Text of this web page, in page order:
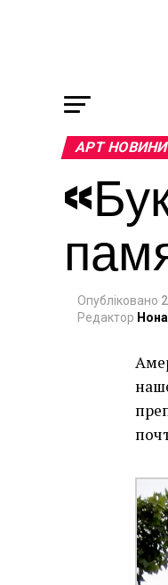
АРТ НОВИНИ
Опубліковано
Редактор